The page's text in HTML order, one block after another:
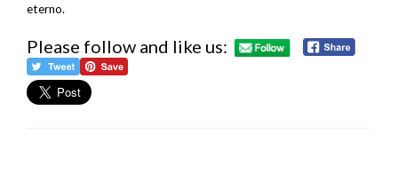
eterno.
Please follow and like us: